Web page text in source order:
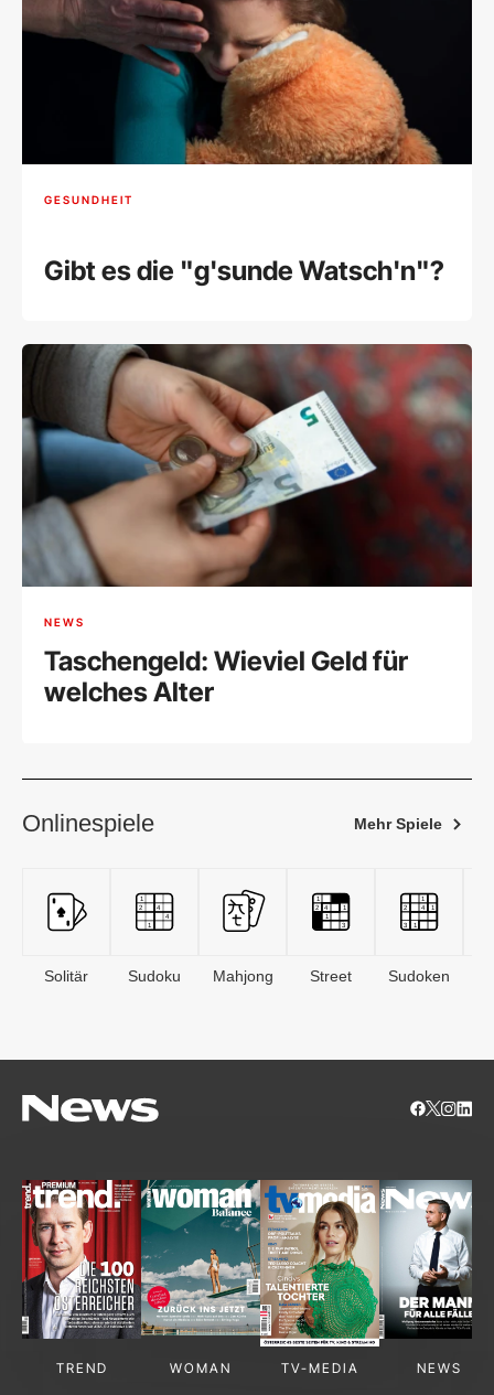
GESUNDHEIT
Gibt es die "g'sunde Watsch'n"?
NEWS
Taschengeld: Wieviel Geld für
welches Alter
Onlinespiele Mehr Spiele
Solitär Sudoku Mahjong Street Sudoken
TREND WOMAN TV-MEDIA NEWS